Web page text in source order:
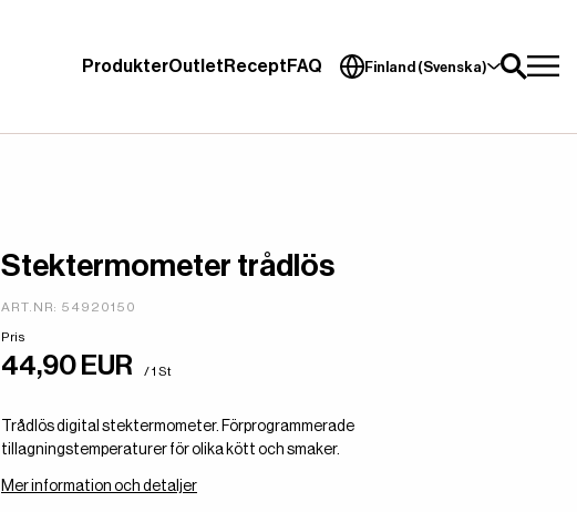
ProdukterOutlet Recept FAQ Finland (Svenska)
Stektermometer trådlös
ART.NR: 54920150
Pris
44,90 EUR / 1 St
Trådlös digital stektermometer. Förprogrammerade
tillagningstemperaturer för olika kött och smaker.
Mer information och detaljer